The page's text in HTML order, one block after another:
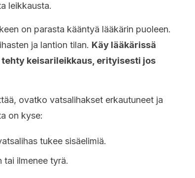
leikkausta.
on parasta kääntyä lääkärin puoleen.
ja lantion tilan. Käy lääkärissä
keisarileikkaus, erityisesti jos
ovatko vatsalihakset erkautuneet ja
on kyse:
tukee sisäelimiä.
tai ilmenee tyrä.